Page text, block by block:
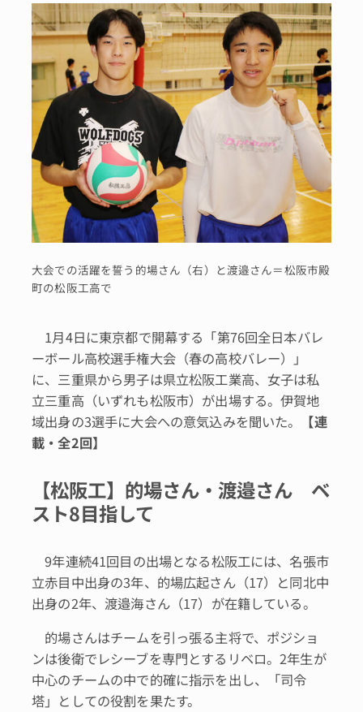
大会での活躍を誓う的場さん（右）と渡邉さん＝松阪市殿
町の松阪工高で
1月4日に東京都で開幕する「第76回全日本バレ
ーボール高校選手権大会（春の高校バレー）」
に、三重県から男子は県立松阪工業高、女子は私
立三重高（いずれも松阪市）が出場する。伊賀地
域出身の3選手に大会への意気込みを聞いた。
【連
載・全2回】
【松阪工】的場さん・渡邉さん ベ
スト8目指して
9年連続41回目の出場となる松阪工には、名張市
立赤目中出身の3年、的場広起さん（17）と同北中
出身の2年、渡邉海さん（17）が在籍している。
的場さんはチームを引っ張る主将で、ポジショ
ンは後衛でレシーブを専門とするリベロ。2年生が
中心のチームの中で的確に指示を出し、「司令
塔」としての役割を果たす。